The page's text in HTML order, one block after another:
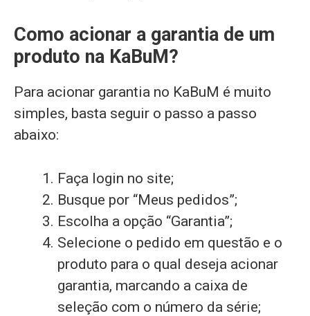
Como acionar a garantia de um
produto na KaBuM?
Para acionar garantia no KaBuM é muito
simples, basta seguir o passo a passo
abaixo:
Faça login no site;
Busque por “Meus pedidos”;
Escolha a opção “Garantia”;
Selecione o pedido em questão e o
produto para o qual deseja acionar
garantia, marcando a caixa de
seleção com o número da série;